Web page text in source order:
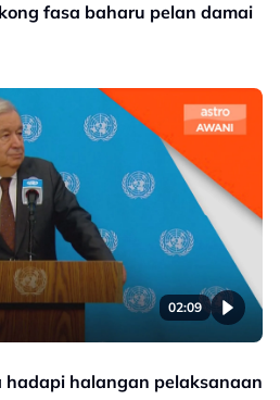
fasa baharu pelan damai
02:09
hadapi halangan pelaksanaan